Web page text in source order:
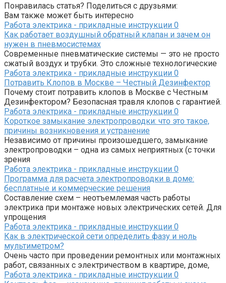
Понравилась статья? Поделиться с друзьями:
Вам также может быть интересно
Работа электрика - прикладные инструкции 0
Как работает воздушный обратный клапан и зачем он
нужен в пневмосистемах
Современные пневматические системы — это не просто
сжатый воздух и трубки. Это сложные технологические
Работа электрика - прикладные инструкции 0
Потравить Клопов в Москве – Честный Дезинфектор
Почему стоит потравить клопов в Москве с Честным
Дезинфектором? Безопасная травля клопов с гарантией.
Работа электрика - прикладные инструкции 0
Короткое замыкание электропроводки: что это такое,
причины возникновения и устранение
Независимо от причины произошедшего, замыкание
электропроводки – одна из самых неприятных (с точки
зрения
Работа электрика - прикладные инструкции 0
Программа для расчета электропроводки в доме:
бесплатные и коммерческие решения
Составление схем – неотъемлемая часть работы
электрика при монтаже новых электрических сетей. Для
упрощения
Работа электрика - прикладные инструкции 0
Как в электрической сети определить фазу и ноль
мультиметром?
Очень часто при проведении ремонтных или монтажных
работ, связанных с электричеством в квартире, доме,
Работа электрика - прикладные инструкции 0